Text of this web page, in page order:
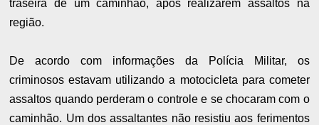
traseira de um caminhão, após realizarem assaltos na
região.
De acordo com informações da Polícia Militar, os
criminosos estavam utilizando a motocicleta para cometer
assaltos quando perderam o controle e se chocaram com o
caminhão. Um dos assaltantes não resistiu aos ferimentos